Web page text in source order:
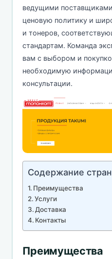
ведущими
ценовую политику и
и тонеров,
стандартам. Команда
вам с выбором и
необходимую
консультации.
Содержание
Преимущества
Услуги
Доставка
Контакты
Преимущества